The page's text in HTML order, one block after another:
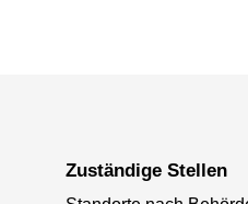
Zuständige Stellen